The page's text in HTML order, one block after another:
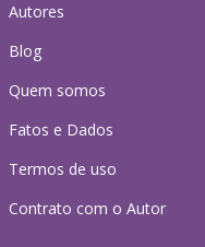
Autores
Blog
Quem somos
Fatos e Dados
Termos de uso
Contrato com o Autor